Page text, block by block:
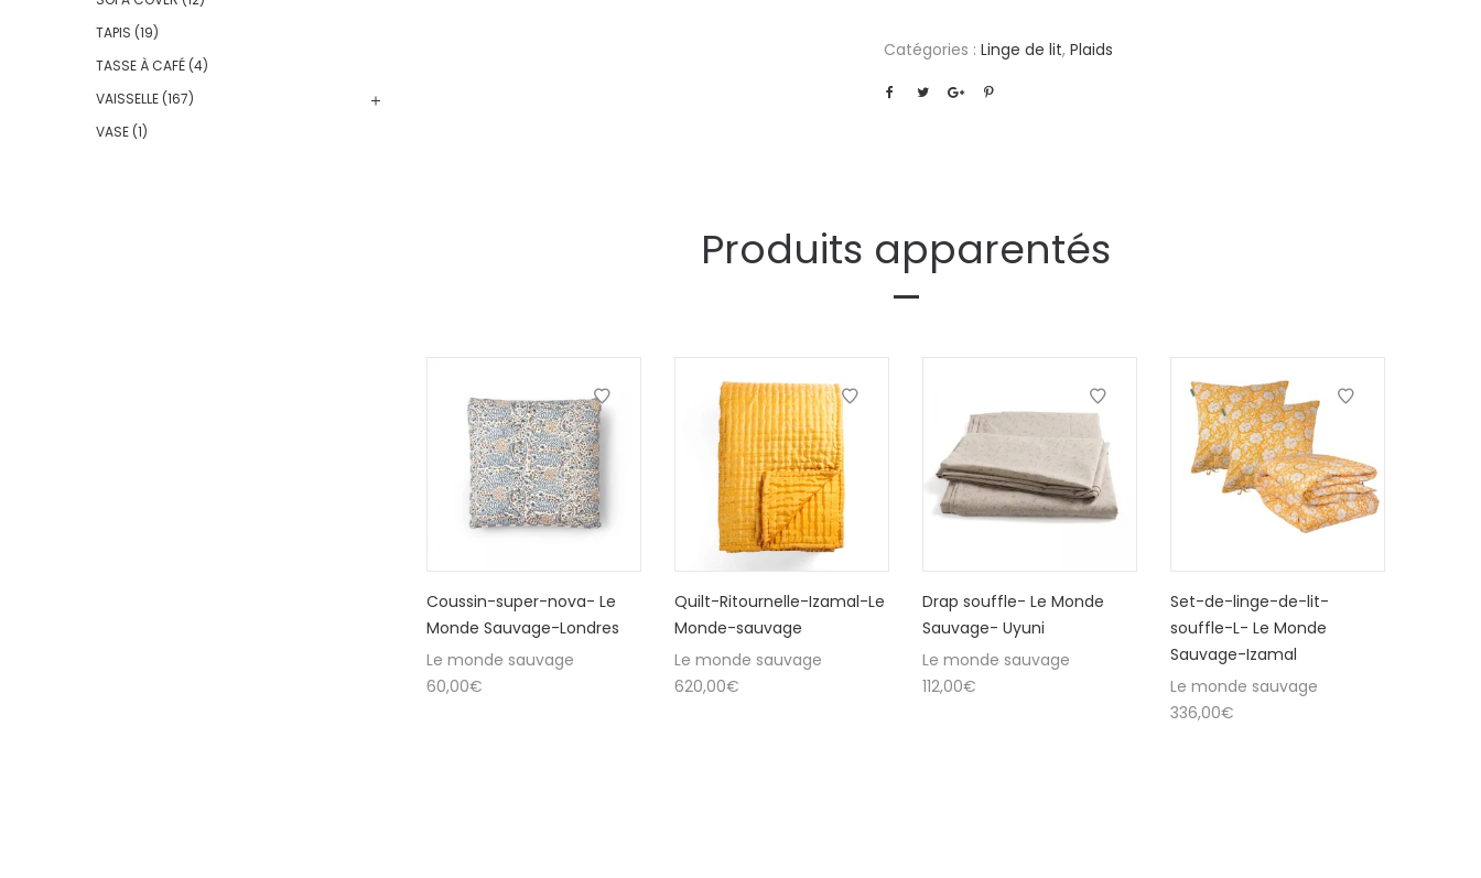
Catégories : Linge de lit, Plaids
Produits apparentés
Coussin-super-nova- Le
Monde Sauvage-Londres
Le monde sauvage
60,00€
Quilt-Ritournelle-Izamal-Le
Monde-sauvage
Le monde sauvage
620,00€
Drap souffle- Le Monde
Sauvage- Uyuni
Le monde sauvage
112,00€
Set-de-linge-de-lit-
souffle-L- Le Monde
Sauvage-Izamal
Le monde sauvage
336,00€
TAPIS (19)
TASSE À CAFÉ (4)
VAISSELLE (167)
VASE (1)